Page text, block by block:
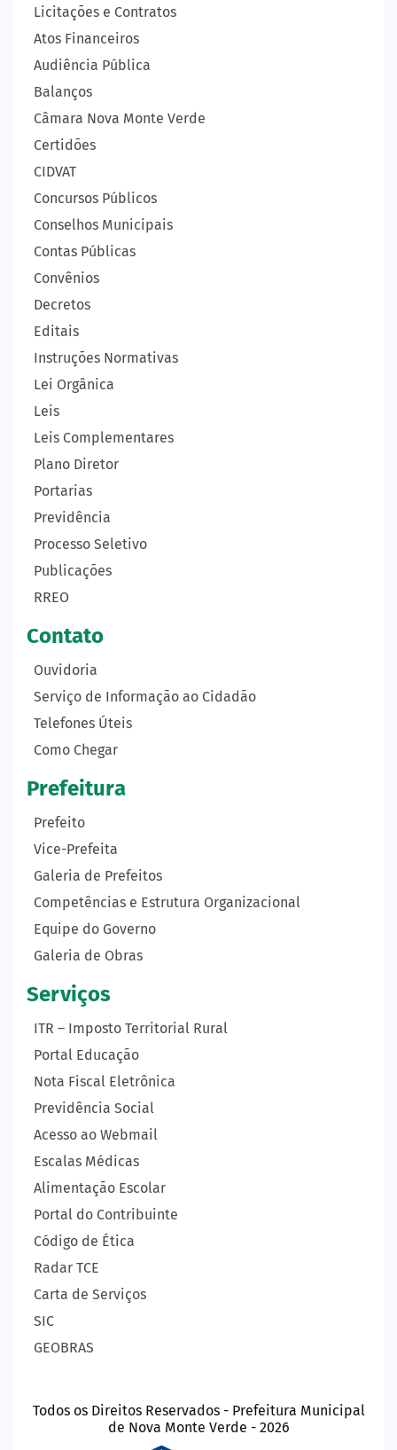
Licitações e Contratos
Atos Financeiros
Audiência Pública
Balanços
Câmara Nova Monte Verde
Certidões
CIDVAT
Concursos Públicos
Conselhos Municipais
Contas Públicas
Convênios
Decretos
Editais
Instruções Normativas
Lei Orgânica
Leis
Leis Complementares
Plano Diretor
Portarias
Previdência
Processo Seletivo
Publicações
RREO
Contato
Ouvidoria
Serviço de Informação ao Cidadão
Telefones Úteis
Como Chegar
Prefeitura
Prefeito
Vice-Prefeita
Galeria de Prefeitos
Competências e Estrutura Organizacional
Equipe do Governo
Galeria de Obras
Serviços
ITR – Imposto Territorial Rural
Portal Educação
Nota Fiscal Eletrônica
Previdência Social
Acesso ao Webmail
Escalas Médicas
Alimentação Escolar
Portal do Contribuinte
Código de Ética
Radar TCE
Carta de Serviços
SIC
GEOBRAS
Todos os Direitos Reservados - Prefeitura Municipal
de Nova Monte Verde - 2026